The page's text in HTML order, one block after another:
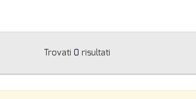
Trovati 0 risultati